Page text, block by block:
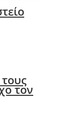
τον